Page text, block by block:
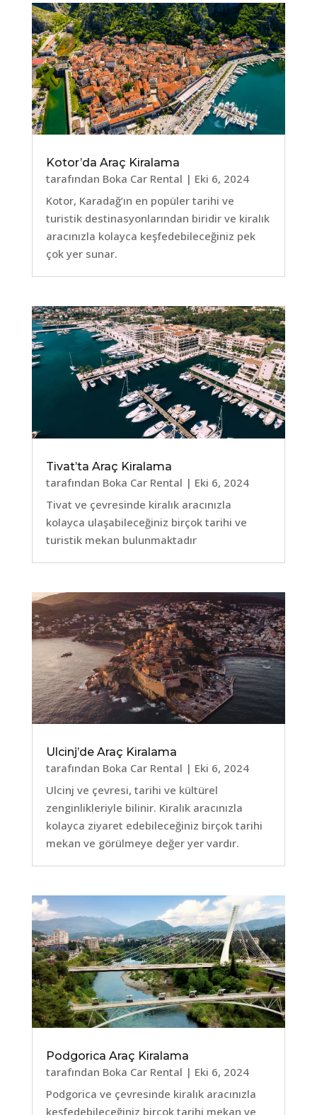
Kotor’da Araç Kiralama
tarafından Boka Car Rental | Eki 6, 2024
Kotor, Karadağ’ın en popüler tarihi ve
turistik destinasyonlarından biridir ve kiralık
aracınızla kolayca keşfedebileceğiniz pek
çok yer sunar.
Tivat’ta Araç Kiralama
tarafından Boka Car Rental | Eki 6, 2024
Tivat ve çevresinde kiralık aracınızla
kolayca ulaşabileceğiniz birçok tarihi ve
turistik mekan bulunmaktadır
Ulcinj’de Araç Kiralama
tarafından Boka Car Rental | Eki 6, 2024
Ulcinj ve çevresi, tarihi ve kültürel
zenginlikleriyle bilinir. Kiralık aracınızla
kolayca ziyaret edebileceğiniz birçok tarihi
mekan ve görülmeye değer yer vardır.
Podgorica Araç Kiralama
tarafından Boka Car Rental | Eki 6, 2024
Podgorica ve çevresinde kiralık aracınızla
keşfedebileceğiniz birçok tarihi mekan ve